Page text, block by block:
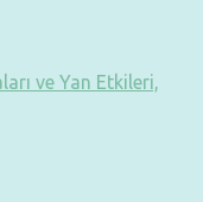
ve Yan Etkileri,